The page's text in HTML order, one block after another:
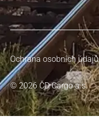
© 2026 ČD Cargo a.s.
Ochrana osobních údajů